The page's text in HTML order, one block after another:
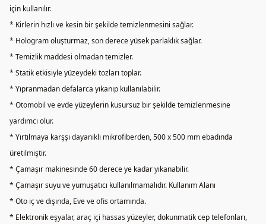
için kullanılır.
* Kirlerin hızlı ve kesin bir şekilde temizlenmesini sağlar.
* Hologram oluşturmaz, son derece yüsek parlaklık sağlar.
* Temizlik maddesi olmadan temizler.
* Statik etkisiyle yüzeydeki tozları toplar.
* Yıpranmadan defalarca yıkanıp kullanılabilir.
* Otomobil ve evde yüzeylerin kusursuz bir şekilde temizlenmesine
yardımcı olur.
* Yırtılmaya karşşı dayanıklı mikrofiberden, 500 x 500 mm ebadında
üretilmiştir.
* Çamaşır makinesinde 60 derece ye kadar yıkanabilir.
* Çamaşır suyu ve yumuşatıcı kullanılmamalıdır. Kullanım Alanı
* Oto iç ve dışında, Eve ve ofis ortamında.
* Elektronik eşyalar, araç içi hassas yüzeyler, dokunmatik cep telefonları,